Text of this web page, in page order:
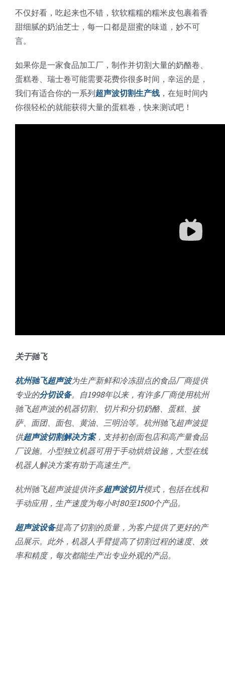
不仅好看，吃起来也不错，软软糯糯的糯米皮包裹着香
甜细腻的奶油芝士，每一口都是甜蜜的味道，妙不可
言。
如果你是一家食品加工厂，制作并切割大量的奶酪卷、
蛋糕卷、瑞士卷可能需要花费你很多时间，幸运的是，
我们有适合你的一系列超声波切割生产线 ，在短时间内
你很轻松的就能获得大量的蛋糕卷，快来测试吧！
关于驰飞
杭州驰飞超声波为生产新鲜和冷冻甜点的食品厂商提供
专业的分切设备。自1998年以来，有许多厂商使用杭州
驰飞超声波的机器切割、切片和分切奶酪、蛋糕、披
萨、面团、面包、黄油、三明治等。杭州驰飞超声波提
供超声波切割解决方案，支持初创面包店和高产量食品
厂设施。小型独立机器可用于手动烘焙设施，大型在线
机器人解决方案有助于高速生产。
杭州驰飞超声波提供许多超声波切片模式，包括在线和
手动应用，生产速度为每小时80至1500个产品。
超声波设备提高了切割的质量，为客户提供了更好的产
品展示。此外，机器人手臂提高了切割过程的速度、效
率和精度，每次都能生产出专业外观的产品。